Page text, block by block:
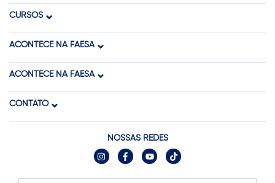
CURSOS
ACONTECE NA FAESA
ACONTECE NA FAESA
CONTATO
NOSSAS REDES